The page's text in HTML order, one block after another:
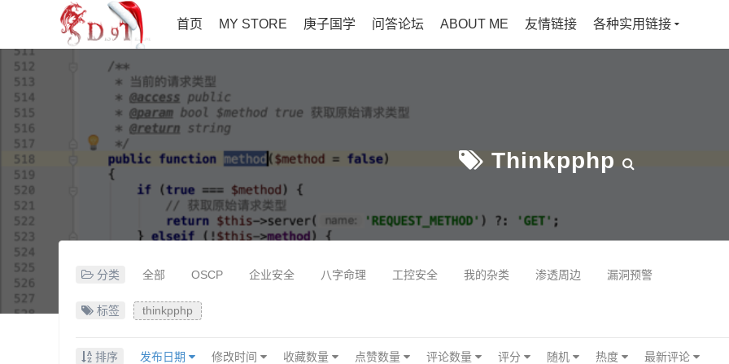
首页 MY STORE 庚子国学 问答论坛 ABOUT ME 友情链接 各种实用链接
Thinkpphp
分类 全部 OSCP 企业安全 八字命理 工控安全 我的杂类 渗透周边 漏洞预警
标签 thinkpphp
排序 发布日期 修改时间 收藏数量 点赞数量 评论数量 评分 随机 热度 最新评论